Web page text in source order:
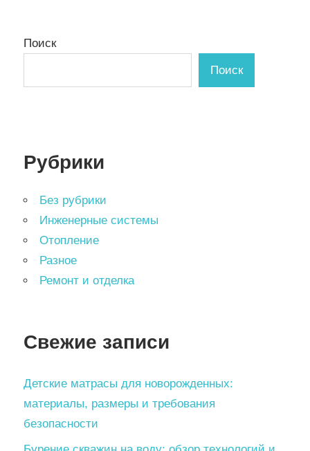
Поиск
Поиск
Рубрики
Без рубрики
Инженерные системы
Отопление
Разное
Ремонт и отделка
Свежие записи
Детские матрасы для новорожденных:
материалы, размеры и требования
безопасности